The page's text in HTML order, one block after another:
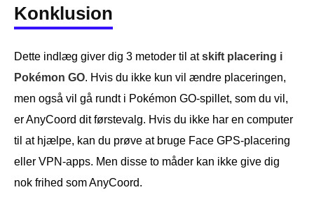
Konklusion
Dette indlæg giver dig 3 metoder til atskift placering i
Pokémon GO. Hvis du ikke kun vil ændre placeringen,
men også vil gå rundt i Pokémon GO-spillet, som du vil,
er AnyCoord dit førstevalg. Hvis du ikke har en computer
til at hjælpe, kan du prøve at bruge Face GPS-placering
eller VPN-apps. Men disse to måder kan ikke give dig
nok frihed som AnyCoord.